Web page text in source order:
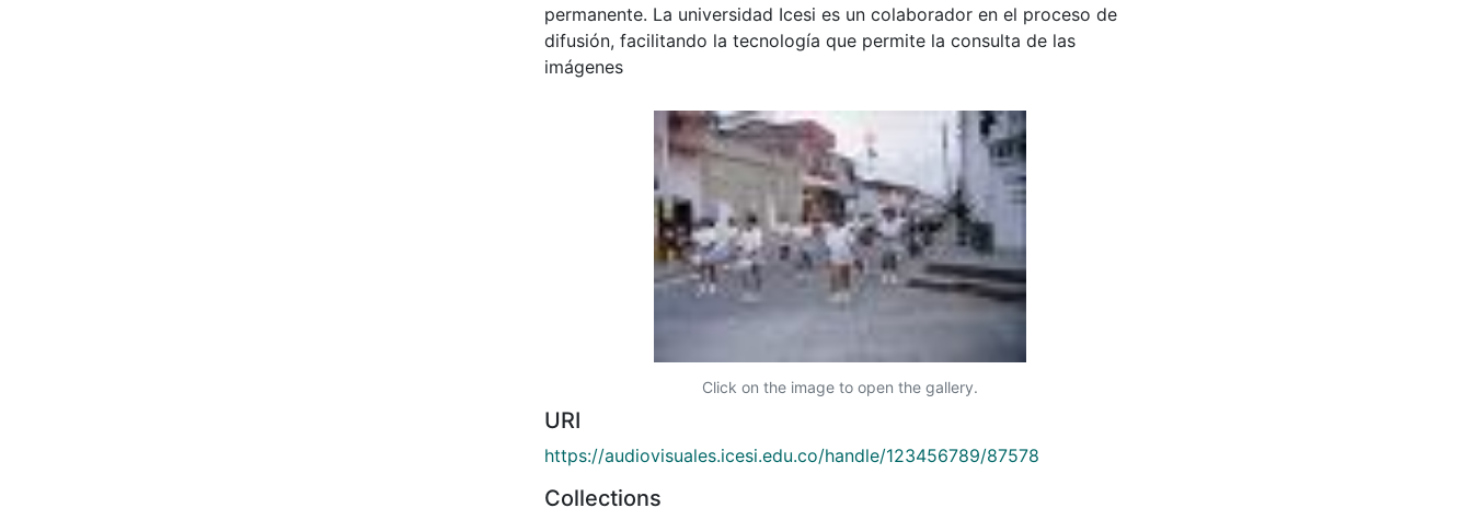
permanente. La universidad Icesi es un colaborador en el proceso de
difusión, facilitando la tecnología que permite la consulta de las
imágenes
Click on the image to open the gallery.
URI
https://audiovisuales.icesi.edu.co/handle/123456789/87578
Collections